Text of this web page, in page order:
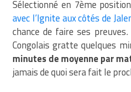
Sélectionné en 7ème
avec l’Ignite aux côtés de
chance de faire ses
Congolais gratte quelques
minutes de moyenne par
jamais de quoi sera fait le